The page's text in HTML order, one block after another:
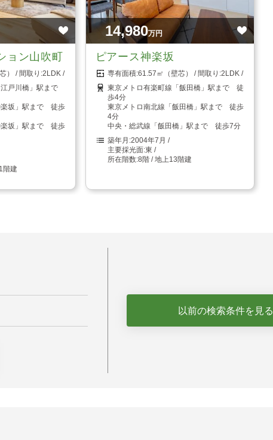
ョン山吹町
）
2LDK
戸川橋」駅まで
楽坂」駅まで 徒歩
楽坂」駅まで 徒歩
階建
14,980万円
ピアース神楽坂
61.57㎡（壁芯）
2LDK
東京メトロ有楽町線「飯田橋」駅まで 徒
歩4分
東京メトロ南北線「飯田橋」駅まで 徒歩
4分
中央・総武線「飯田橋」駅まで 徒歩7分
2004年7月
東
8階 / 地上13階建
以前の検索条件を見る